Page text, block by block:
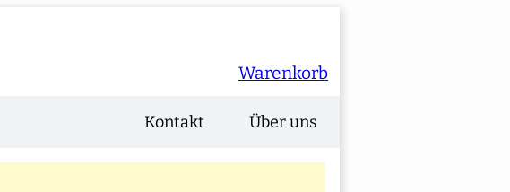
Warenkorb
Über uns
Kontakt